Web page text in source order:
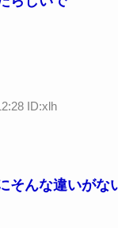
ID:xlh
そんな違いがな